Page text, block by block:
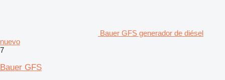
Bauer GFS generador de diésel
nuevo
7
Bauer GFS